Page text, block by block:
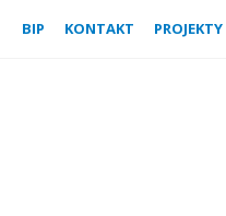
BIP KONTAKT PROJEKTY